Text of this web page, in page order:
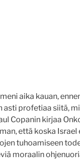
aika kauan,
profetiaa siitä,
Copanin kirjaa
että koska
tuhoamiseen
moraalin